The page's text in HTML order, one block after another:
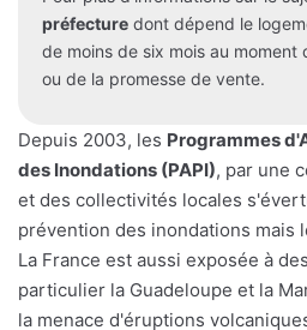
préfecture dont dépend le
de moins de six mois au moment
ou de la promesse de vente.
Depuis 2003, les Programmes
des Inondations (PAPI), par une
et des collectivités locales
prévention des inondations mais
La France est aussi exposée à
particulier la Guadeloupe et la
la menace d'éruptions